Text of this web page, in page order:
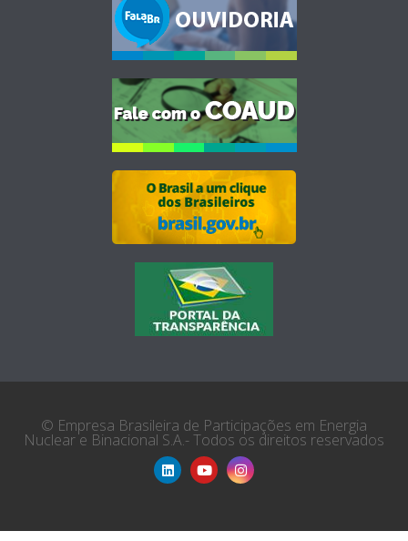
© Empresa Brasileira de Participações em Energia
Nuclear e Binacional S.A.- Todos os direitos reservados